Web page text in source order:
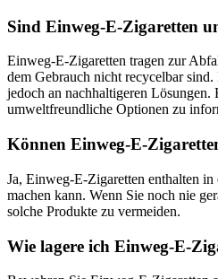
Sind Einweg-E-Zigaretten
Einweg-E-Zigaretten tragen zur
dem Gebrauch nicht recycelbar
jedoch an nachhaltigeren Lösungen.
umweltfreundliche Optionen zu
Können Einweg-E-
Ja, Einweg-E-Zigaretten enthalten
machen kann. Wenn Sie noch nie
solche Produkte zu vermeiden.
Wie lagere ich Einweg-E-